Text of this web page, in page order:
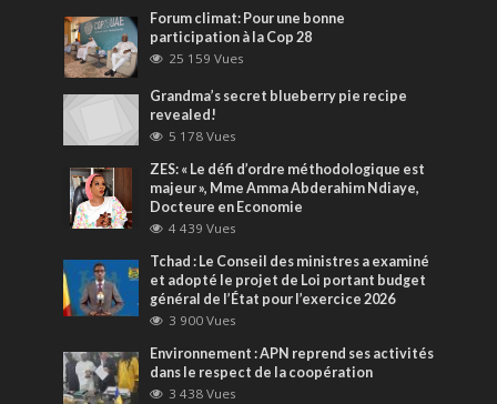
Forum climat: Pour une bonne
participation à la Cop 28
25 159 Vues
Grandma’s secret blueberry pie recipe
revealed!
5 178 Vues
ZES: « Le défi d’ordre méthodologique est
majeur », Mme Amma Abderahim Ndiaye,
Docteure en Economie
4 439 Vues
Tchad : Le Conseil des ministres a examiné
et adopté le projet de Loi portant budget
général de l’État pour l’exercice 2026
3 900 Vues
Environnement : APN reprend ses activités
dans le respect de la coopération
3 438 Vues